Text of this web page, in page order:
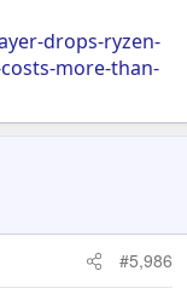
drops-ryzen-
more-than-
#5,986